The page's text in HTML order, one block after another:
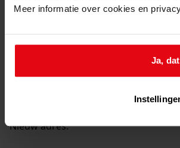
Meer informatie over cookies en
Ja,
Medemblik, Wijmersplantsoen 14
Medemblik, Wijmersplantsoen 16
Medemblik, Wijmersplantsoen 18
Nieuw adres: